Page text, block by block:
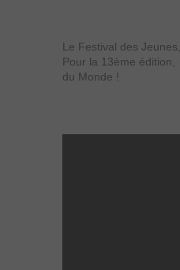
Le Festival des
Pour la 13ème
du Monde !